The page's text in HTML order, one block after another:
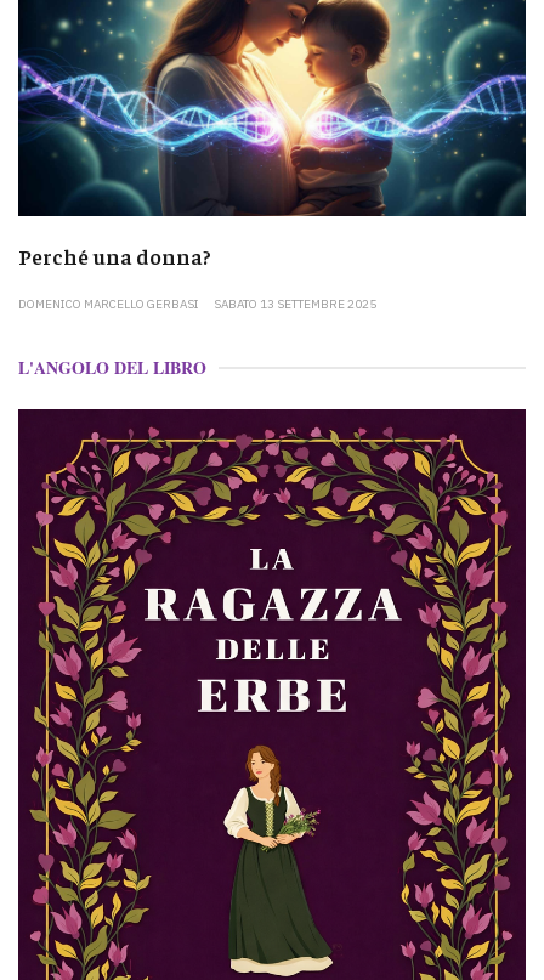
Perché una donna?
DOMENICO MARCELLO GERBASI SABATO 13 SETTEMBRE 2025
L'ANGOLO DEL LIBRO